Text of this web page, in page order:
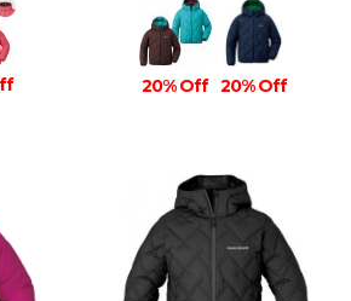
20% Off 20% Off